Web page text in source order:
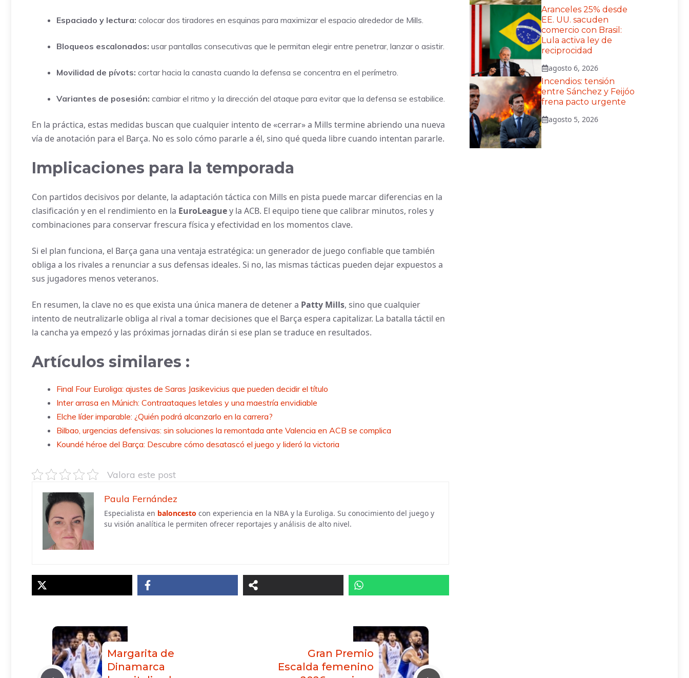
Espaciado y lectura: colocar dos tiradores en esquinas para maximizar el espacio alrededor de Mills.
Bloqueos escalonados: usar pantallas consecutivas que le permitan elegir entre penetrar, lanzar o asistir.
Movilidad de pívots: cortar hacia la canasta cuando la defensa se concentra en el perímetro.
Variantes de posesión: cambiar el ritmo y la dirección del ataque para evitar que la defensa se estabilice.
En la práctica, estas medidas buscan que cualquier intento de «cerrar» a Mills termine abriendo una nueva
vía de anotación para el Barça. No es solo cómo pararle a él, sino qué queda libre cuando intentan pararle.
Implicaciones para la temporada
Con partidos decisivos por delante, la adaptación táctica con Mills en pista puede marcar diferencias en la
clasificación y en el rendimiento en la EuroLeaguey la ACB. El equipo tiene que calibrar minutos, roles y
combinaciones para conservar frescura física y efectividad en los momentos clave.
Si el plan funciona, el Barça gana una ventaja estratégica: un generador de juego confiable que también
obliga a los rivales a renunciar a sus defensas ideales. Si no, las mismas tácticas pueden dejar expuestos a
sus jugadores menos veteranos.
En resumen, la clave no es que exista una única manera de detener a Patty Mills, sino que cualquier
intento de neutralizarle obliga al rival a tomar decisiones que el Barça espera capitalizar. La batalla táctil en
la cancha ya empezó y las próximas jornadas dirán si ese plan se traduce en resultados.
Artículos similares :
Final Four Euroliga: ajustes de Saras Jasikevicius que pueden decidir el título
Inter arrasa en Múnich: Contraataques letales y una maestría envidiable
Elche líder imparable: ¿Quién podrá alcanzarlo en la carrera?
Bilbao, urgencias defensivas: sin soluciones la remontada ante Valencia en ACB se complica
Koundé héroe del Barça: Descubre cómo desatascó el juego y lideró la victoria
Valora este post
Paula Fernández
Especialista en baloncesto con experiencia en la NBA y la Euroliga. Su conocimiento del juego y
su visión analítica le permiten ofrecer reportajes y análisis de alto nivel.
Margarita de
Dinamarca
Gran Premio
Escalda femenino
Aranceles 25% desde
EE. UU. sacuden
comercio con Brasil:
Lula activa ley de
reciprocidad
agosto 6, 2026
Incendios: tensión
entre Sánchez y Feijóo
frena pacto urgente
agosto 5, 2026